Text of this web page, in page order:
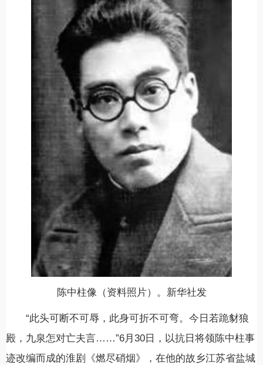
陈中柱像（资料照片）。 新华社发
“此头可断不可辱，此身可折不可弯。今日若跪豺狼
殿，九泉怎对亡夫言……”6月30日，以抗日将领陈中柱事
迹改编而成的淮剧《燃尽硝烟》，在他的故乡江苏省盐城